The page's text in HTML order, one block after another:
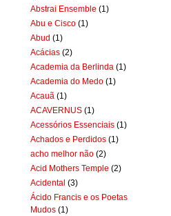
Abstrai Ensemble (1)
Abu e Cisco (1)
Abud (1)
Acácias (2)
Academia da Berlinda (1)
Academia do Medo (1)
Acauã (1)
ACAVERNUS (1)
Acessórios Essenciais (1)
Achados e Perdidos (1)
acho melhor não (2)
Acid Mothers Temple (2)
Acidental (3)
Ácido Francis e os Poetas
Mudos (1)